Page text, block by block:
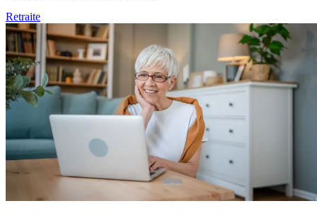
Retraite